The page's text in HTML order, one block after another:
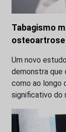
Tabagismo
osteoartrose
Um novo
demonstra que
como ao longo
significativo do